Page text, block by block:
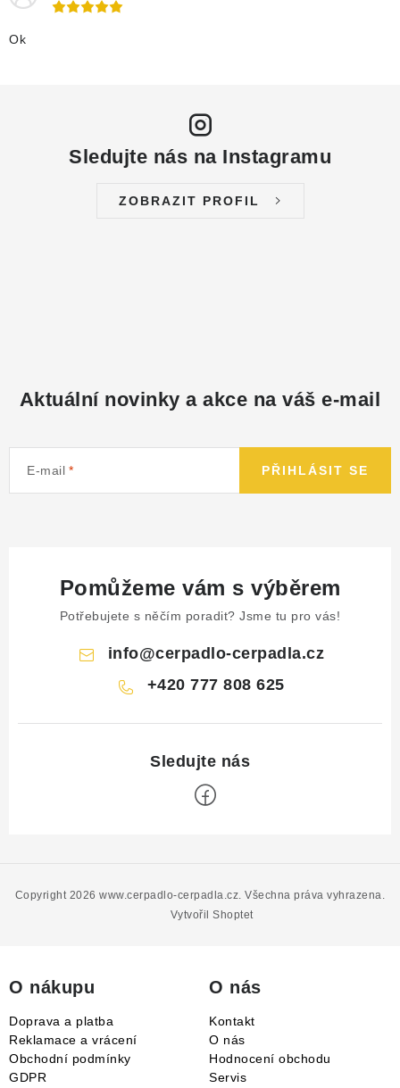
Ok
Sledujte nás na Instagramu
ZOBRAZIT PROFIL
Aktuální novinky a akce na váš e-mail
E-mail PŘIHLÁSIT SE
Pomůžeme vám s výběrem
Potřebujete s něčím poradit? Jsme tu pro vás!
info@cerpadlo-cerpadla.cz
+420 777 808 625
Vytvořil Shoptet
Copyright 2026www.cerpadlo-cerpadla.cz . Všechna práva vyhrazena.
O nákupu
Doprava a platba
Reklamace a vrácení
Obchodní podmínky
GDPR
O nás
Kontakt
O nás
Hodnocení obchodu
Servis